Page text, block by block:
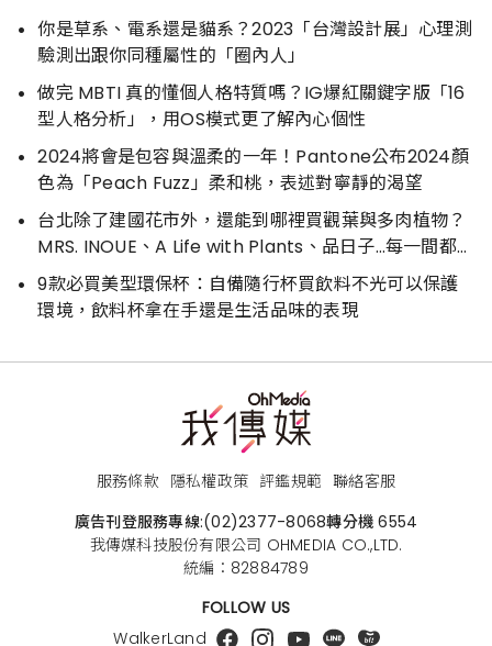
你是草系、電系還是貓系？2023「台灣設計展」心理測
驗測出跟你同種屬性的「圈內人」
做完 MBTI 真的懂個人格特質嗎？IG爆紅關鍵字版「16
型人格分析」，用OS模式更了解內心個性
2024將會是包容與溫柔的一年！Pantone公布2024顏
色為「Peach Fuzz」柔和桃，表述對寧靜的渴望
台北除了建國花市外，還能到哪裡買觀葉與多肉植物？
MRS. INOUE、A Life with Plants、品日子…每一間都好
好逛
9款必買美型環保杯：自備隨行杯買飲料不光可以保護
環境，飲料杯拿在手還是生活品味的表現
服務條款 隱私權政策 評鑑規範 聯絡客服
廣告刊登服務專線:(02)2377-8068轉分機 6554
我傳媒科技股份有限公司 OHMEDIA CO.,LTD.
統編：82884789
FOLLOW US
WalkerLand